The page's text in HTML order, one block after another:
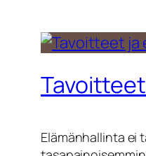
Elämänhallinta ei